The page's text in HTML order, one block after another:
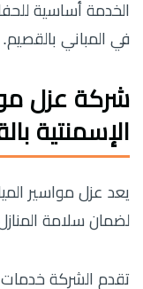
الخدمة أساسية
في المباني بالقصيم.
شركة عزل
الإسمنتية
يعد عزل مواسير
لضمان سلامة
تقدم الشركة خدمات